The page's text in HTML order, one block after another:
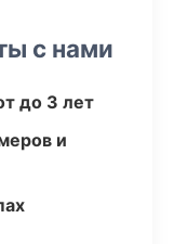
с нами
до 3 лет
и